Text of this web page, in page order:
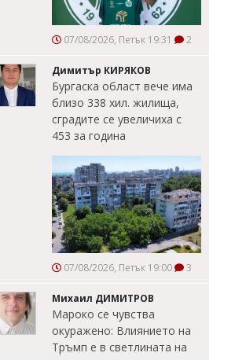
07/08/2026, Петък 19:31 2
Димитър КИРЯКОВ
Бургаска област вече има
близо 338 хил. жилища,
сградите се увеличиха с
453 за година
07/08/2026, Петък 19:00 3
Михаил ДИМИТРОВ
Мароко се чувства
окуражено: Влиянието на
Тръмп е в светлината на